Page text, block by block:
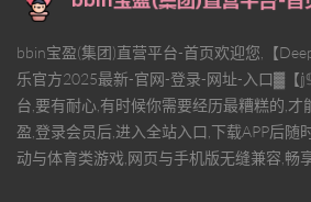
bbin宝盈(集团)直营平台-首页欢迎您,【
乐官方2025最新-官网-登录-网址-入口▓【
台,要有耐心,有时候你需要经历最糟糕的,
盈,登录会员后,进入全站入口,下载APP后随
动与体育类游戏,网页与手机版无缝兼容,畅